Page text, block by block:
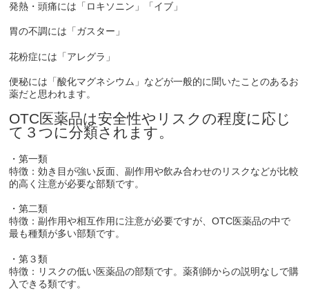
発熱・頭痛には「ロキソニン」「イブ」
胃の不調には「ガスター」
花粉症には「アレグラ」
便秘には「酸化マグネシウム」などが一般的に聞いたことのあるお
薬だと思われます。
OTC医薬品は安全性やリスクの程度に応じ
て３つに分類されます。
・第一類
特徴：効き目が強い反面、副作用や飲み合わせのリスクなどが比較
的高く注意が必要な部類です。
・第二類
特徴：副作用や相互作用に注意が必要ですが、OTC医薬品の中で
最も種類が多い部類です。
・第３類
特徴：リスクの低い医薬品の部類です。薬剤師からの説明なしで購
入できる類です。